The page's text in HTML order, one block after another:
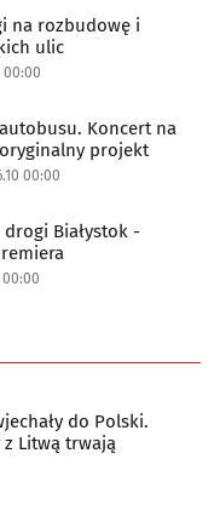
na rozbudowę i
ulic
00:00
Koncert na
projekt
00:00
Białystok -
00:00
do Polski.
Litwą trwają